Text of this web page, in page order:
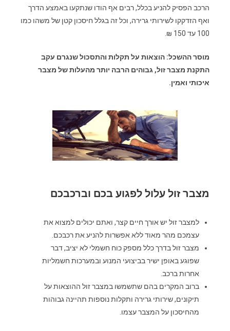
הרכב הפסיק להניע בכלל, רבים אף הודו שנתקעו באמצע הדרך
ואף הזדקקו לשירותי גרירה, וכל זה בגלל חיסכון קטן של משהו כמו
100 עד 150 ₪.
מוסר ההשכל: הוצאות על תקלות והתסכול שנגרם עקב
התקנת מצבר זול, גבוהים הרבה יותר מהעלות של מצבר
איכותי ואמין.
מצבר זול עלול לפגוע בכם וברכבכם
למצבר זול יש אורך חיים קצר, ואתם יכולים למצוא את
עצמכם מהר מאוד ללא אפשרות להניע את רכבכם.
מצבר זול בדרך כלל מספק כוח חשמלי לא יציב, דבר
שפוגע באופן ישיר בביצועי המנוע ובמערכות חשמליות
אחרות ברכב.
ברוב המקרים בהם שתשמשו במצבר זול ההוצאות על
תיקונים, שירותי גרירה ותקלות נוספות תהיינה גבוהות
מהחיסכון על המצבר עצמו.